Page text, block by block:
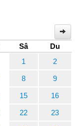
Sâ
Du
1
2
8 9
15 16
22 23